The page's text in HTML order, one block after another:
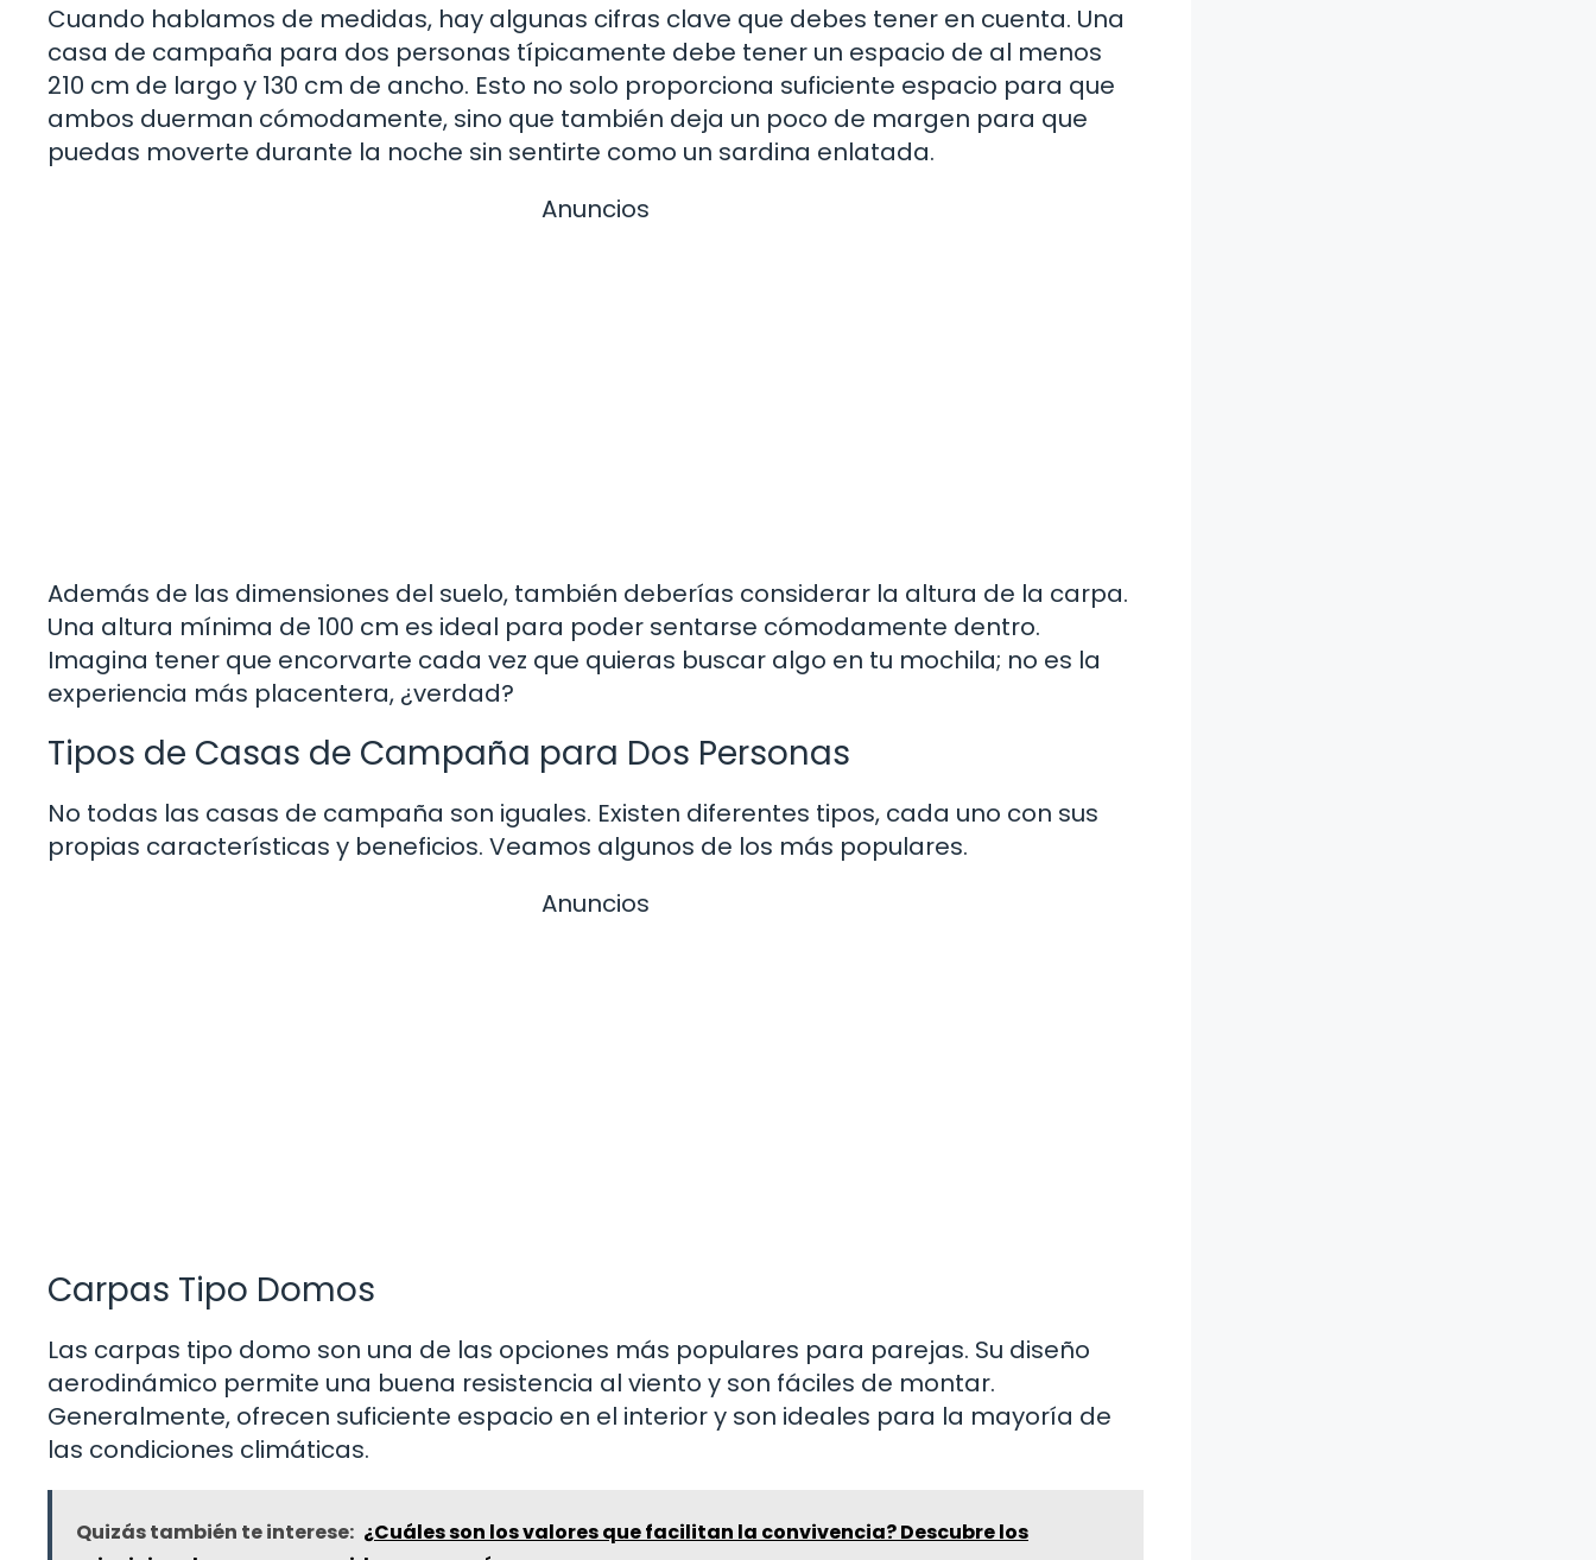
Cuando hablamos de medidas, hay algunas cifras clave que debes tener en cuenta. Una
casa de campaña para dos personas típicamente debe tener un espacio de al menos
210 cm de largo y 130 cm de ancho. Esto no solo proporciona suficiente espacio para que
ambos duerman cómodamente, sino que también deja un poco de margen para que
puedas moverte durante la noche sin sentirte como un sardina enlatada.
Anuncios
Además de las dimensiones del suelo, también deberías considerar la altura de la carpa.
Una altura mínima de 100 cm es ideal para poder sentarse cómodamente dentro.
Imagina tener que encorvarte cada vez que quieras buscar algo en tu mochila; no es la
experiencia más placentera, ¿verdad?
Tipos de Casas de Campaña para Dos Personas
No todas las casas de campaña son iguales. Existen diferentes tipos, cada uno con sus
propias características y beneficios. Veamos algunos de los más populares.
Anuncios
Carpas Tipo Domos
Las carpas tipo domo son una de las opciones más populares para parejas. Su diseño
aerodinámico permite una buena resistencia al viento y son fáciles de montar.
Generalmente, ofrecen suficiente espacio en el interior y son ideales para la mayoría de
las condiciones climáticas.
Quizás también te interese: ¿Cuáles son los valores que facilitan la convivencia? Descubre los